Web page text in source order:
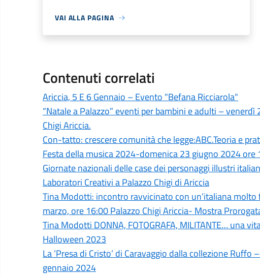
VAI ALLA PAGINA
Contenuti correlati
Ariccia, 5 E 6 Gennaio – Evento "Befana Ricciarola"
“Natale a Palazzo” eventi per bambini e adulti –
Chigi Ariccia.
Con-tatto: crescere comunità che legge:ABC.Teoria e
Festa della musica 2024-domenica 23 giugno 2024
Giornate nazionali delle case dei personaggi illustri
Laboratori Creativi a Palazzo Chigi di Ariccia
Tina Modotti: incontro ravvicinato con un’italiana
marzo, ore 16:00 Palazzo Chigi Ariccia- Mostra
Tina Modotti DONNA, FOTOGRAFA, MILITANTE… una
Halloween 2023
La ‘Presa di Cristo’ di Caravaggio dalla collezione
gennaio 2024